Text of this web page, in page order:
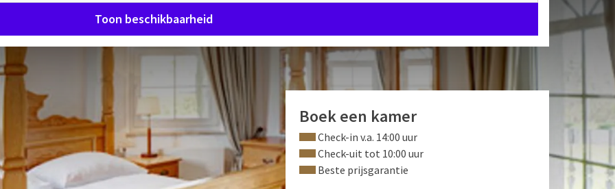
Toon beschikbaarheid
en terras of balkon en sommige hebben een apart
Boek een kamer
Check-in v.a. 14:00 uur
Check-uit tot 10:00 uur
Beste prijsgarantie